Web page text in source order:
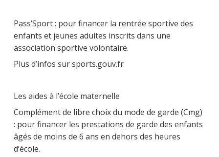
Pass’Sport : pour financer la rentrée sportive des
enfants et jeunes adultes inscrits dans une
association sportive volontaire.
Plus d’infos sur sports.gouv.fr
Les aides à l’école maternelle
Complément de libre choix du mode de garde (Cmg)
: pour financer les prestations de garde des enfants
âgés de moins de 6 ans en dehors des heures
d’école.